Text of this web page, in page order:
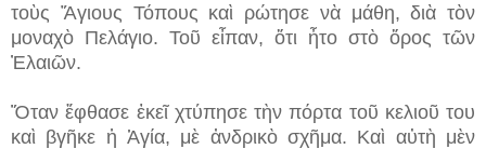
τοὺς Ἅγιους Τόπους καὶ ρώτησε νὰ μάθη, διὰ τὸν
μοναχὸ Πελάγιο. Τοῦ εἶπαν, ὅτι ἦτο στὸ ὅρος τῶν
Ἐλαιῶν.
Ὅταν ἔφθασε ἐκεῖ χτύπησε τὴν πόρτα τοῦ κελιοῦ του
καὶ βγῆκε ἡ Ἁγία, μὲ ἀνδρικὸ σχῆμα. Καὶ αὐτὴ μὲν